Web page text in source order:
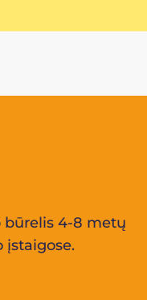
būrelis 4-8 metų
įstaigose.